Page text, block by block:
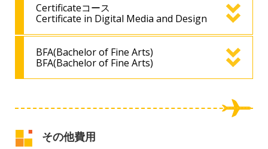
Certificateコース
Certificate in Digital Media and Design
BFA(Bachelor of Fine Arts)
BFA(Bachelor of Fine Arts)
その他費用